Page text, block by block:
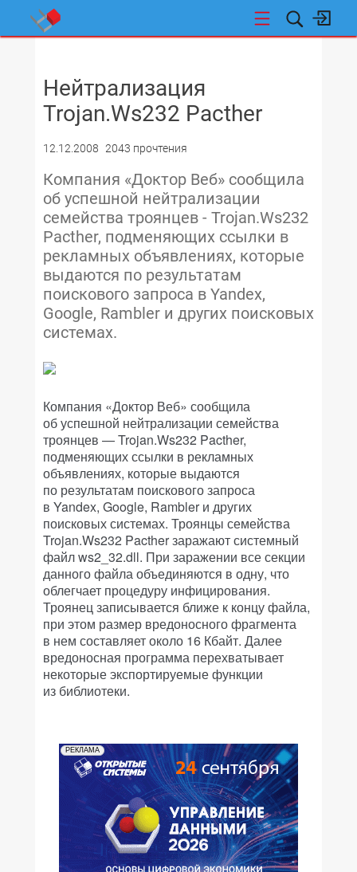
Нейтрализация
Trojan.Ws232 Pacther
12.12.2008 2043 прочтения
Компания «Доктор Веб» сообщила
об успешной нейтрализации
семейства троянцев - Trojan.Ws232
Pacther, подменяющих ссылки в
рекламных объявлениях, которые
выдаются по результатам
поискового запроса в Yandex,
Google, Rambler и других поисковых
системах.
Компания «Доктор Веб» сообщила
об успешной нейтрализации семейства
троянцев — Trojan.Ws232 Pacther,
подменяющих ссылки в рекламных
объявлениях, которые выдаются
по результатам поискового запроса
в Yandex, Google, Rambler и других
поисковых системах. Троянцы семейства
Trojan.Ws232 Pacther заражают системный
файл ws2_32.dll. При заражении все секции
данного файла объединяются в одну, что
облегчает процедуру инфицирования.
Троянец записывается ближе к концу файла,
при этом размер вредоносного фрагмента
в нем составляет около 16 Кбайт. Далее
вредоносная программа перехватывает
некоторые экспортируемые функции
из библиотеки.
РЕКЛАМА